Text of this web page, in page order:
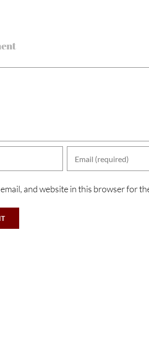
email, and website in this browser for